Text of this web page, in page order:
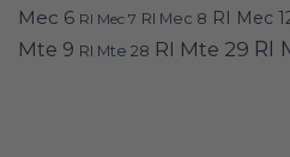
Mec 6 RI Mec 7 RI Mec 8 RI Mec
Mte 9 RI Mte 28 RI Mte 29 RI